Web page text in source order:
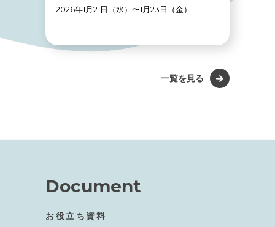
2026年1月21日（水）〜1月23日（金）
一覧を見る
Document
お役立ち資料